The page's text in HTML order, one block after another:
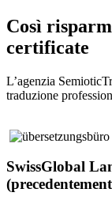
Così
certificate
L’agenzia
traduzione
SwissGlobal